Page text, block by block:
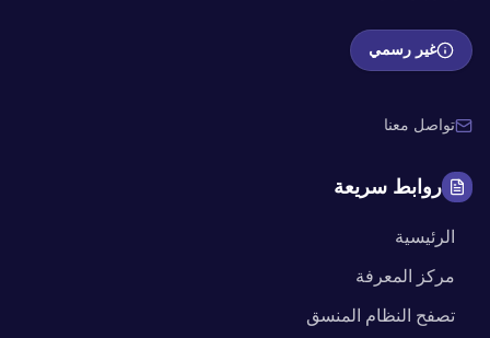
غير رسمي
تواصل معنا
روابط سريعة
الرئيسية
مركز المعرفة
تصفح النظام المنسق